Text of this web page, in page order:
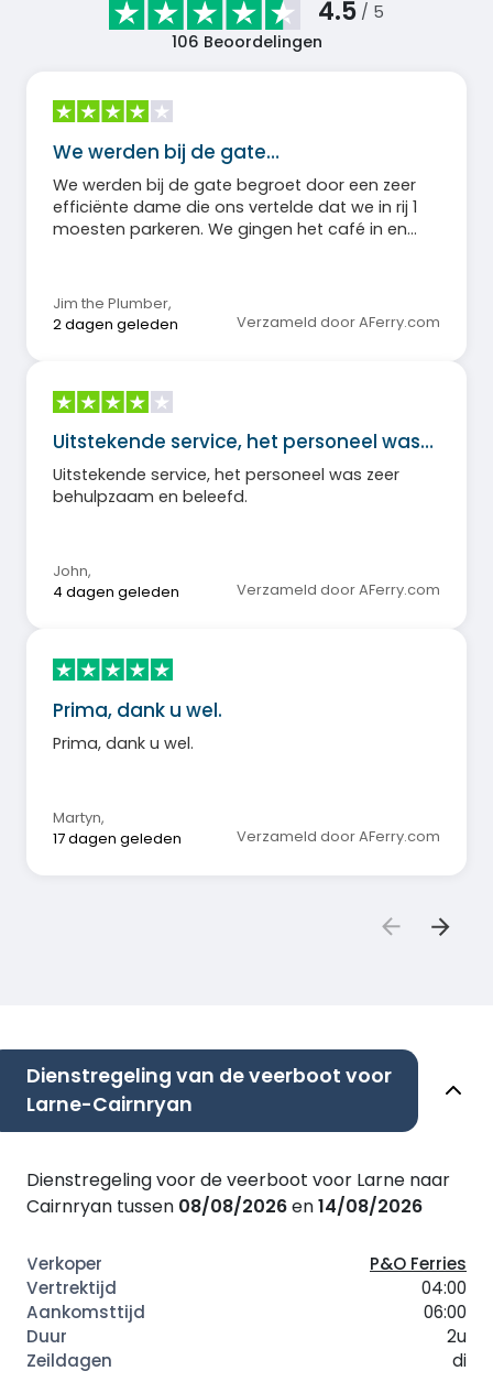
4.5 / 5
106 Beoordelingen
We werden bij de gate…
We werden bij de gate begroet door een zeer
efficiënte dame die ons vertelde dat we in rij 1
moesten parkeren. We gingen het café in en
niemand leek te weten dat er een
rolstoelgebruiker in onze groep was. Ik vroeg een
medewerker om ruimte achter onze auto vrij te
prima.
Jim the Plumber,
2 dagen geleden
Verzameld door AFerry.com
Uitstekende service, het personeel was…
Uitstekende service, het personeel was zeer
behulpzaam en beleefd.
John,
4 dagen geleden
Verzameld door AFerry.com
Prima, dank u wel.
Prima, dank u wel.
Martyn,
17 dagen geleden
Verzameld door AFerry.com
Dienstregeling van de veerboot voor
Larne-Cairnryan
Dienstregeling voor de veerboot voor Larne naar
Cairnryan tussen 08/08/2026en14/08/2026
P&O Ferries
04:00
06:00
2u
di